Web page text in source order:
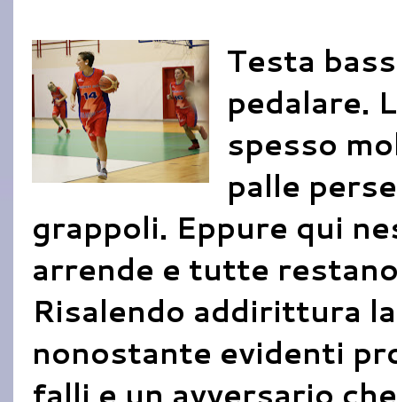
Testa
pedalare.
spesso
palle
grappoli. Eppure qui
arrende e tutte
Risalendo addirittura
nonostante evidenti